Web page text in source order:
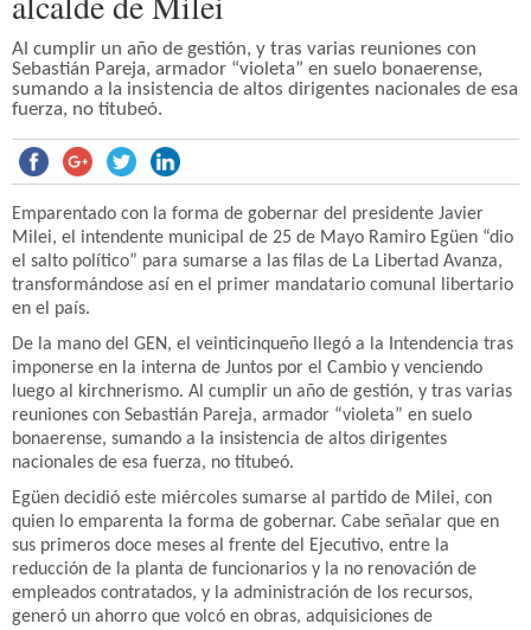
Al cumplir un año de gestión, y tras varias reuniones con
Sebastián Pareja, armador “violeta” en suelo bonaerense,
sumando a la insistencia de altos dirigentes nacionales de esa
fuerza, no titubeó.
Emparentado con la forma de gobernar del presidente Javier
Milei, el intendente municipal de 25 de Mayo Ramiro Egüen “dio
el salto político” para sumarse a las filas de La Libertad Avanza,
transformándose así en el primer mandatario comunal libertario
en el país.
De la mano del GEN, el veinticinqueño llegó a la Intendencia tras
imponerse en la interna de Juntos por el Cambio y venciendo
luego al kirchnerismo. Al cumplir un año de gestión, y tras varias
reuniones con Sebastián Pareja, armador “violeta” en suelo
bonaerense, sumando a la insistencia de altos dirigentes
nacionales de esa fuerza, no titubeó.
Egüen decidió este miércoles sumarse al partido de Milei, con
quien lo emparenta la forma de gobernar. Cabe señalar que en
sus primeros doce meses al frente del Ejecutivo, entre la
reducción de la planta de funcionarios y la no renovación de
empleados contratados, y la administración de los recursos,
generó un ahorro que volcó en obras, adquisiciones de